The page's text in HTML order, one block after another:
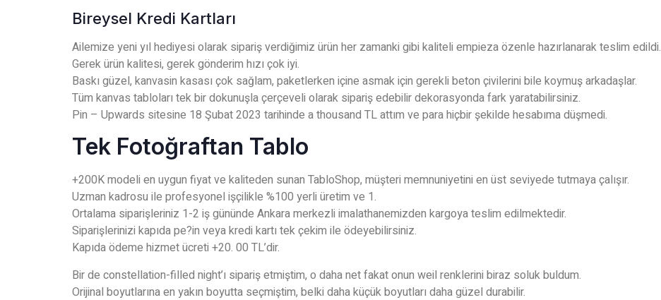
Bireysel Kredi Kartları
Ailemize yeni yıl hediyesi olarak sipariş verdiğimiz ürün her zamanki gibi kaliteli empieza özenle hazırlanarak teslim edildi.
Gerek ürün kalitesi, gerek gönderim hızı çok iyi.
Baskı güzel, kanvasin kasası çok sağlam, paketlerken içine asmak için gerekli beton çivilerini bile koymuş arkadaşlar.
Tüm kanvas tabloları tek bir dokunuşla çerçeveli olarak sipariş edebilir dekorasyonda fark yaratabilirsiniz.
Pin – Upwards sitesine 18 Şubat 2023 tarihinde a thousand TL attım ve para hiçbir şekilde hesabıma düşmedi.
Tek Fotoğraftan Tablo
+200K modeli en uygun fiyat ve kaliteden sunan TabloShop, müşteri memnuniyetini en üst seviyede tutmaya çalışır.
Uzman kadrosu ile profesyonel işçilikle %100 yerli üretim ve 1.
Ortalama siparişleriniz 1-2 iş gününde Ankara merkezli imalathanemizden kargoya teslim edilmektedir.
Siparişlerinizi kapıda pe?in veya kredi kartı tek çekim ile ödeyebilirsiniz.
Kapıda ödeme hizmet ücreti +20. 00 TL’dir.
Bir de constellation-filled night’ı sipariş etmiştim, o daha net fakat onun weil renklerini biraz soluk buldum.
Orijinal boyutlarına en yakın boyutta seçmiştim, belki daha küçük boyutları daha güzel durabilir.